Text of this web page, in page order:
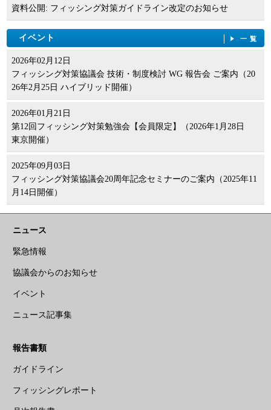
資料公開: フィッシング対策ガイドライン改定のお知らせ
イベント 一覧
2026年02月12日
フィッシング対策協議会 技術・制度検討 WG 報告会 ご案内（20
26年2月25日 ハイブリッド開催）
2026年01月21日
第12回フィッシング対策勉強会【会員限定】（2026年1月28日
東京開催）
2025年09月03日
フィッシング対策協議会20周年記念セミナーのご案内（2025年11
月14日開催）
ニュース
緊急情報
協議会からのお知らせ
イベント
ニュース記事集
報告書類
ガイドライン
フィッシングレポート